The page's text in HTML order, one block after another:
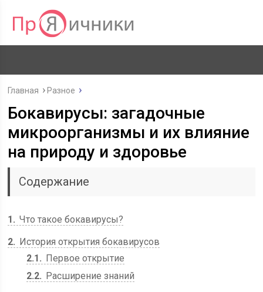
Главная Разное
Бокавирусы: загадочные
микроорганизмы и их влияние
на природу и здоровье
Содержание
1
Что такое бокавирусы?
2
История открытия бокавирусов
2.1
Первое открытие
2.2
Расширение знаний